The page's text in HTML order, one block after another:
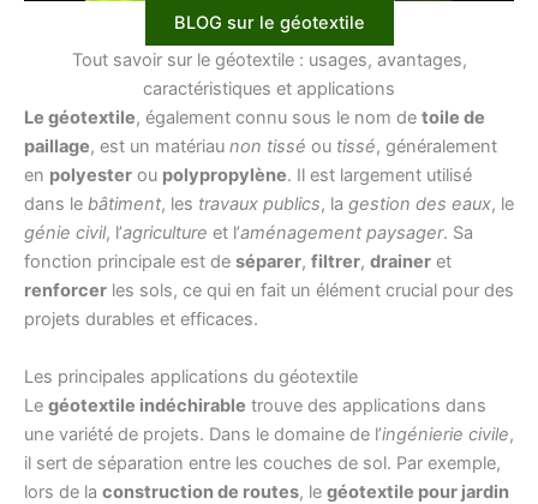
BLOG sur le géotextile
Tout savoir sur le géotextile : usages, avantages,
caractéristiques et applications
Le géotextile, également connu sous le nom de toile de
paillage, est un matériau non tissé ou tissé, généralement
en polyester ou polypropylène. Il est largement utilisé
dans le bâtiment, les travaux publics, la gestion des eaux, le
génie civil, l’agriculture et l’aménagement paysager. Sa
fonction principale est de séparer, filtrer, drainer et
renforcer les sols, ce qui en fait un élément crucial pour des
projets durables et efficaces.
Les principales applications du géotextile
Le géotextile indéchirable trouve des applications dans
une variété de projets. Dans le domaine de l’ingénierie civile,
il sert de séparation entre les couches de sol. Par exemple,
lors de la construction de routes, le géotextile pour jardin